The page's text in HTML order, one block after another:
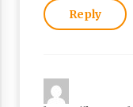
Reply